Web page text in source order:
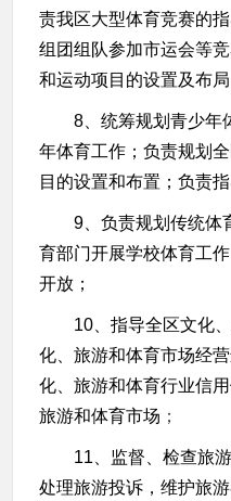
责我区大型体育竞赛的
组团组队参加市运会等
和运动项目的设置及布
8、统筹规划青少年
年体育工作；负责规划
目的设置和布置；负责
9、负责规划传统体
育部门开展学校体育工
开放；
10、指导全区文化
化、旅游和体育市场经
化、旅游和体育行业信
旅游和体育市场 ；
11、监督、检查旅
处理旅游投诉，维护旅